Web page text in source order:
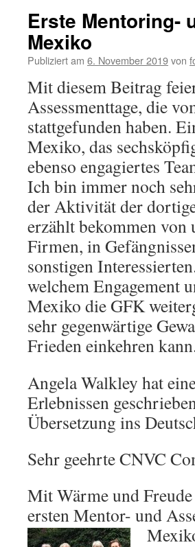
Erste Mentoring-
Mexiko
Publiziert am 6. November 2019von
Mit diesem Beitrag
Assessmenttage, die
stattgefunden haben.
Mexiko, das
ebenso engagiertes
Ich bin immer noch
der Aktivität der
erzählt bekommen
Firmen, in
sonstigen
welchem Engagement
Mexiko die GFK
sehr gegenwärtige
Frieden einkehren
Angela Walkley hat
Erlebnissen
Übersetzung ins
Sehr geehrte CNVC
Mit Wärme und
ersten Mentor- und